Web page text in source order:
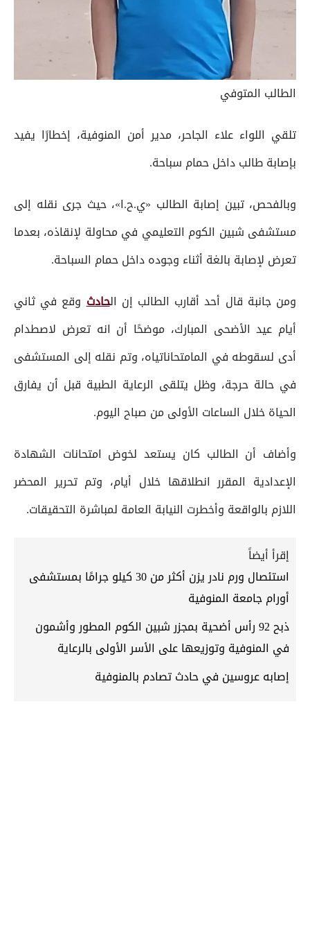
الطالب المتوفي
تلقي اللواء علاء الجاحر، مدير أمن المنوفية، إخطارًا يفيد
بإصابة طالب داخل حمام سباحة.
وبالفحص، تبين إصابة الطالب «ي.ح.ا»، حيث جرى نقله إلى
مستشفى شبين الكوم التعليمي في محاولة لإنقاذه، بعدما
تعرض لإصابة بالغة أثناء وجوده داخل حمام السباحة.
ومن جانبة قال أحد أقارب الطالب إن الحادثوقع في ثاني
أيام عيد الأضحى المبارك، موضحًا أن انه تعرض لاصطدام
أدى لسقوطه في المامتحاناتياه، وتم نقله إلى المستشفى
في حالة حرجة، وظل يتلقى الرعاية الطبية قبل أن يفارق
الحياة خلال الساعات الأولى من صباح اليوم.
وأضاف أن الطالب كان يستعد لخوض امتحانات الشهادة
الإعدادية المقرر انطلاقها خلال أيام، وتم تحرير المحضر
اللازم بالواقعة وأخطرت النيابة العامة لمباشرة التحقيقات.
إقرأ أيضاً
استئصال ورم نادر يزن أكثر من 30 كيلو جرامًا بمستشفى
أورام جامعة المنوفية
ذبح 92 رأس أضحية بمجزر شبين الكوم المطور وأشمون
في المنوفية وتوزيعها على الأسر الأولى بالرعاية
إصابه عروسين في حادث تصادم بالمنوفية